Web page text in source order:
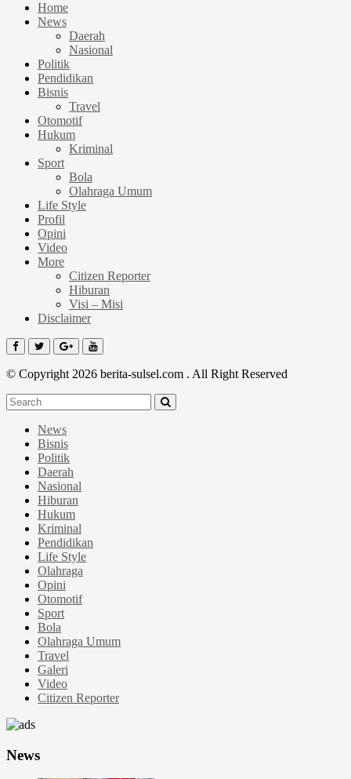
Home
News
Daerah
Nasional
Politik
Pendidikan
Bisnis
Travel
Otomotif
Hukum
Kriminal
Sport
Bola
Olahraga Umum
Life Style
Profil
Opini
Video
More
Citizen Reporter
Hiburan
Visi – Misi
Disclaimer
© Copyright 2026 berita-sulsel.com . All Right Reserved
News
Bisnis
Politik
Daerah
Nasional
Hiburan
Hukum
Kriminal
Pendidikan
Life Style
Olahraga
Opini
Otomotif
Sport
Bola
Olahraga Umum
Travel
Galeri
Video
Citizen Reporter
News